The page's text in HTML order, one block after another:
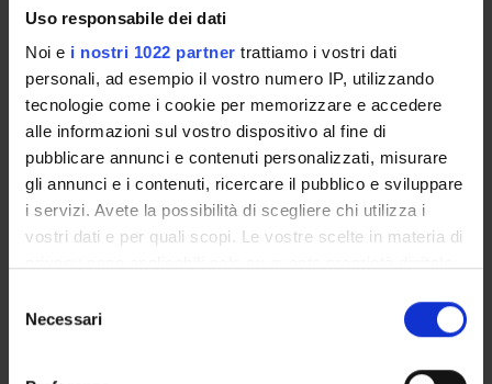
Uso responsabile dei dati
Noi e i nostri 1022 partner trattiamo i vostri dati
personali, ad esempio il vostro numero IP, utilizzando
tecnologie come i cookie per memorizzare e accedere
alle informazioni sul vostro dispositivo al fine di
pubblicare annunci e contenuti personalizzati, misurare
gli annunci e i contenuti, ricercare il pubblico e sviluppare
i servizi. Avete la possibilità di scegliere chi utilizza i
vostri dati e per quali scopi. Le vostre scelte in materia di
modificare o revocare il proprio consenso in qualsiasi
momento dalla Dichiarazione sui cookie o facendo clic
delNecessari
RESEARCH CENTRES
LIBRARIES
SPIN OFF AND COMPANIES
Contacts
People